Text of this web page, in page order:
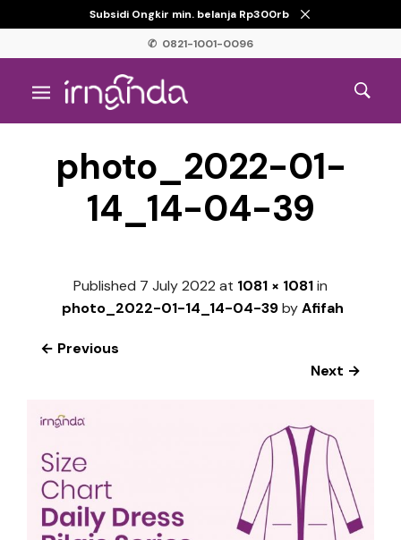
Subsidi Ongkir min. belanja Rp300rb
✆ 0821-1001-0096
photo_2022-01-
14_14-04-39
Published 7 July 2022 at 1081 × 1081in
photo_2022-01-14_14-04-39byAfifah
← Previous
Next →